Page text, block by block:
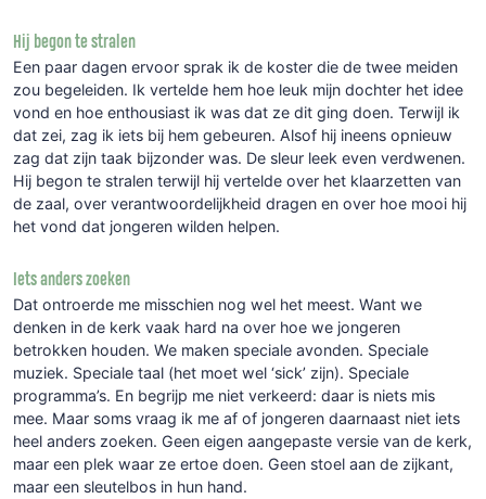
Hij begon te stralen
Een paar dagen ervoor sprak ik de koster die de twee meiden
zou begeleiden. Ik vertelde hem hoe leuk mijn dochter het idee
vond en hoe enthousiast ik was dat ze dit ging doen. Terwijl ik
dat zei, zag ik iets bij hem gebeuren. Alsof hij ineens opnieuw
zag dat zijn taak bijzonder was. De sleur leek even verdwenen.
Hij begon te stralen terwijl hij vertelde over het klaarzetten van
de zaal, over verantwoordelijkheid dragen en over hoe mooi hij
het vond dat jongeren wilden helpen.
Iets anders zoeken
Dat ontroerde me misschien nog wel het meest. Want we
denken in de kerk vaak hard na over hoe we jongeren
betrokken houden. We maken speciale avonden. Speciale
muziek. Speciale taal (het moet wel ‘sick’ zijn). Speciale
programma’s. En begrijp me niet verkeerd: daar is niets mis
mee. Maar soms vraag ik me af of jongeren daarnaast niet iets
heel anders zoeken. Geen eigen aangepaste versie van de kerk,
maar een plek waar ze ertoe doen. Geen stoel aan de zijkant,
maar een sleutelbos in hun hand.